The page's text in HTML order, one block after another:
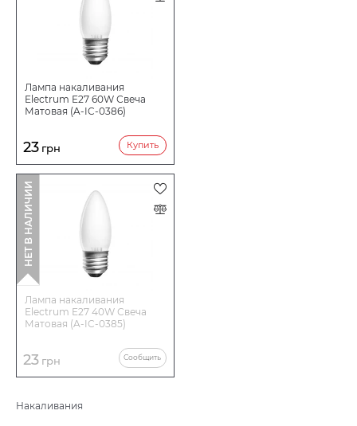
Лампа накаливания
Electrum E27 60W Свеча
Матовая (A-IC-0386)
23 грн Купить
Лампа накаливания
Electrum E27 40W Свеча
Матовая (A-IC-0385)
23 грн Сообщить
НЕТ В НАЛИЧИИ
Накаливания